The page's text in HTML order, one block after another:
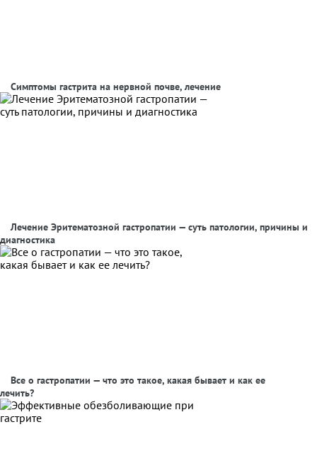
Симптомы гастрита на нервной почве, лечение
Лечение Эритематозной гастропатии — суть патологии, причины и
диагностика
Все о гастропатии — что это такое, какая бывает и как ее
лечить?